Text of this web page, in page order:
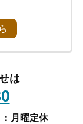
は
月曜定休